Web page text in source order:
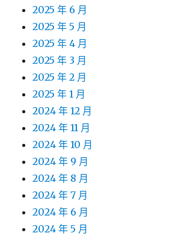
2025 年 6 月
2025 年 5 月
2025 年 4 月
2025 年 3 月
2025 年 2 月
2025 年 1 月
2024 年 12 月
2024 年 11 月
2024 年 10 月
2024 年 9 月
2024 年 8 月
2024 年 7 月
2024 年 6 月
2024 年 5 月